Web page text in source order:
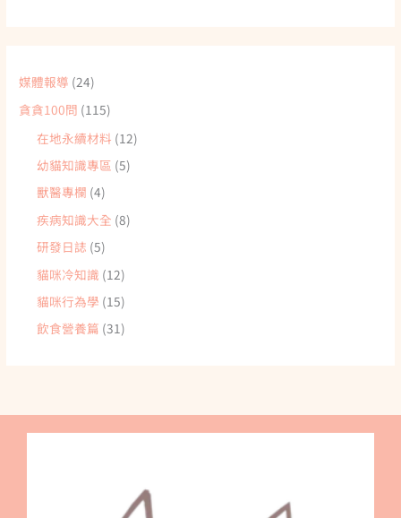
媒體報導 (24)
貪貪100問 (115)
在地永續材料 (12)
幼貓知識專區 (5)
獸醫專欄 (4)
疾病知識大全 (8)
研發日誌 (5)
貓咪冷知識 (12)
貓咪行為學 (15)
飲食營養篇 (31)